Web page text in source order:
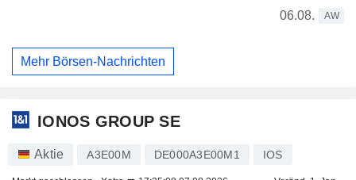
06.08.
AW
Mehr Börsen-Nachrichten
IONOS GROUP SE
Aktie A3E00M DE000A3E00M1 IOS